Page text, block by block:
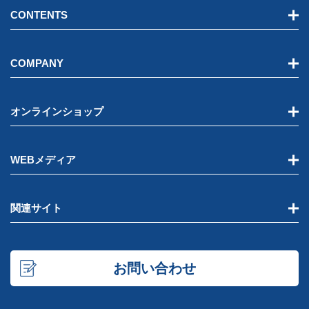
CONTENTS
COMPANY
オンラインショップ
WEBメディア
関連サイト
お問い合わせ